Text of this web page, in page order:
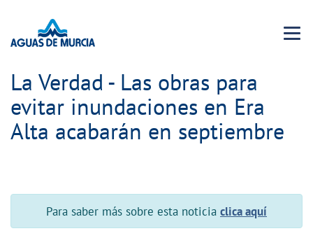
Menu
La Verdad - Las obras para
evitar inundaciones en Era
Alta acabarán en septiembre
Para saber más sobre esta noticia clica aquí